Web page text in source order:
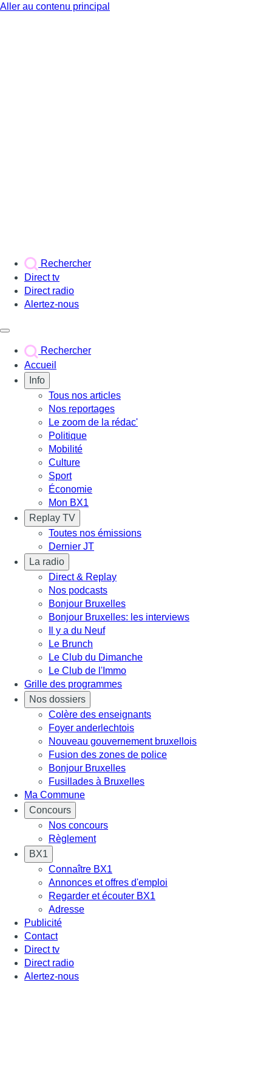
Aller au contenu principal
Rechercher
Direct tv
Direct radio
Alertez-nous
Rechercher
Accueil
Info
Tous nos articles
Nos reportages
Le zoom de la rédac'
Politique
Mobilité
Culture
Sport
Économie
Mon BX1
Replay TV
Toutes nos émissions
Dernier JT
La radio
Direct & Replay
Nos podcasts
Bonjour Bruxelles
Bonjour Bruxelles: les interviews
Il y a du Neuf
Le Brunch
Le Club du Dimanche
Le Club de l'Immo
Grille des programmes
Nos dossiers
Colère des enseignants
Foyer anderlechtois
Nouveau gouvernement bruxellois
Fusion des zones de police
Bonjour Bruxelles
Fusillades à Bruxelles
Ma Commune
Concours
Nos concours
Règlement
BX1
Connaître BX1
Annonces et offres d'emploi
Regarder et écouter BX1
Adresse
Publicité
Contact
Direct tv
Direct radio
Alertez-nous